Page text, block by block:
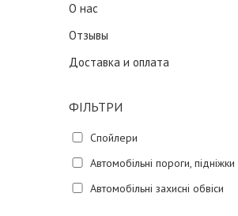
О нас
Отзывы
Доставка и оплата
ФІЛЬТРИ
Спойлери
Автомобільні пороги, підніжки
Автомобільні захисні обвіси